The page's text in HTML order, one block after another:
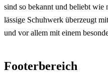
sind so bekannt und beliebt wie
lässige Schuhwerk überzeugt
und vor allem mit einem
Footerbereich